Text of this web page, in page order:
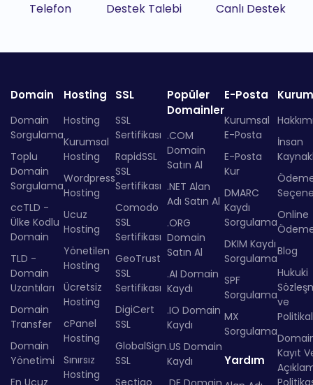
Telefon Destek Talebi Canlı Destek
Domain
Domain
Sorgulama
Toplu
Domain
Sorgulama
ccTLD -
Ülke Kodlu
Domain
TLD -
Domain
Uzantıları
Domain
Transfer
Domain
Yönetimi
Hosting
Hosting
Kurumsal
Hosting
Wordpress
Hosting
Ucuz
Hosting
Yönetilen
Hosting
Ücretsiz
Hosting
cPanel
Hosting
Sınırsız
Hosting
SSL
SSL
Sertifikası
RapidSSL
SSL
Sertifikası
Comodo
SSL
Sertifikası
GeoTrust
SSL
Sertifikası
DigiCert
SSL
GlobalSign
SSL
Popüler
Domainler
.COM
Domain
Satın Al
.NET Alan
Adı Satın Al
.ORG
Domain
Satın Al
.AI Domain
Kaydı
.IO Domain
Kaydı
.US Domain
Kaydı
E-Posta
Kurumsal
E-Posta
E-Posta
Kur
DMARC
Kaydı
Sorgulama
DKIM Kaydı
Sorgulama
SPF
Sorgulama
MX
Sorgulama
Yardım
İnsan
Online
Blog
Hukuki
ve
Kayıt